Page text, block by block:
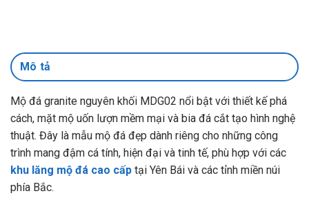
Mô tả
Mộ đá granite nguyên khối MDG02 nổi bật với thiết kế phá
cách, mặt mộ uốn lượn mềm mại và bia đá cắt tạo hình nghệ
thuật. Đây là mẫu mộ đá đẹp dành riêng cho những công
trình mang đậm cá tính, hiện đại và tinh tế, phù hợp với các
khu lăng mộ đá cao cấp tại Yên Bái và các tỉnh miền núi
phía Bắc.